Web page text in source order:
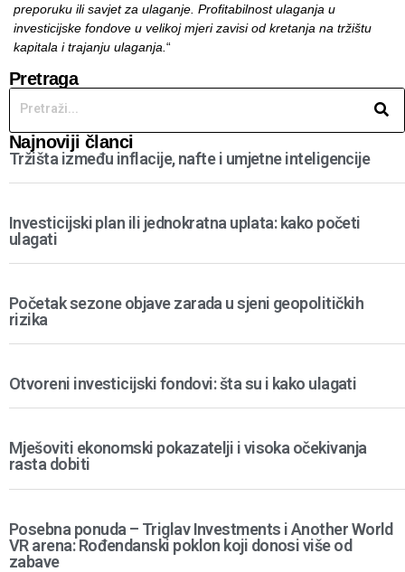
preporuku ili savjet za ulaganje. Profitabilnost ulaganja u
investicijske fondove u velikoj mjeri zavisi od kretanja na tržištu
kapitala i trajanju ulaganja. “
Pretraga
Najnoviji članci
Tržišta između inflacije, nafte i umjetne inteligencije
Investicijski plan ili jednokratna uplata: kako početi
ulagati
Početak sezone objave zarada u sjeni geopolitičkih
rizika
Otvoreni investicijski fondovi: šta su i kako ulagati
Mješoviti ekonomski pokazatelji i visoka očekivanja
rasta dobiti
Posebna ponuda – Triglav Investments i Another World
VR arena: Rođendanski poklon koji donosi više od
zabave